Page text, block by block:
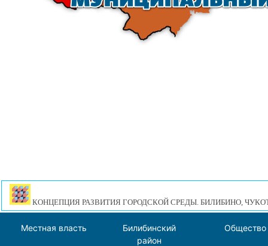
КОНЦЕПЦИЯ РАЗВИТИЯ ГОРОДСКОЙ СРЕДЫ. БИЛИБИНО,
Местная власть
Билибинский
район
Общество